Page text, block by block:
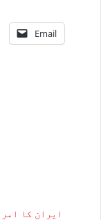
Email
ایران کا